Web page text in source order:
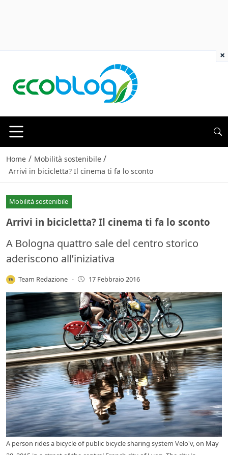
Home / Mobilità sostenibile /
Arrivi in bicicletta? Il cinema ti fa lo sconto
Mobilità sostenibile
Arrivi in bicicletta? Il cinema ti fa lo sconto
A Bologna quattro sale del centro storico
aderiscono all’iniziativa
Team Redazione - 17 Febbraio 2016
A person rides a bicycle of public bicycle sharing system Velo'v, on May
×